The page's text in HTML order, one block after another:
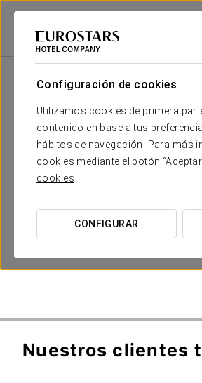
Configuración de cookies
Utilizamos cookies de primera
contenido en base a tus
hábitos de navegación. Para más
cookies mediante el botón
cookies
CONFIGURAR
Eurostars Hotel Company
Nuestros clientes